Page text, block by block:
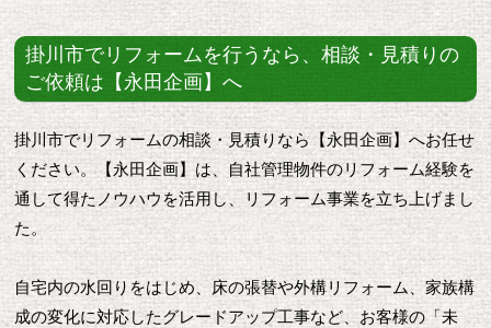
掛川市でリフォームを行うなら、相談・見積りの
ご依頼は【永田企画】へ
掛川市でリフォームの相談・見積りなら【永田企画】へお任せ
ください。【永田企画】は、自社管理物件のリフォーム経験を
通して得たノウハウを活用し、リフォーム事業を立ち上げまし
た。
自宅内の水回りをはじめ、床の張替や外構リフォーム、家族構
成の変化に対応したグレードアップ工事など、お客様の「未